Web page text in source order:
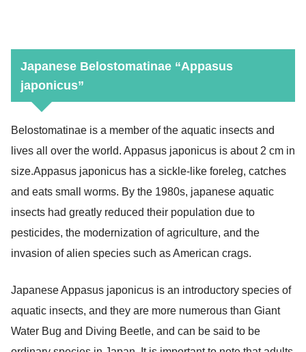
Japanese Belostomatinae “Appasus
japonicus”
Belostomatinae is a member of the aquatic insects and
lives all over the world. Appasus japonicus is about 2 cm in
size.Appasus japonicus has a sickle-like foreleg, catches
and eats small worms. By the 1980s, japanese aquatic
insects had greatly reduced their population due to
pesticides, the modernization of agriculture, and the
invasion of alien species such as American crags.
JapaneseAppasus japonicus is an introductory species of
aquatic insects, and they are more numerous than Giant
Water Bug and Diving Beetle, and can be said to be